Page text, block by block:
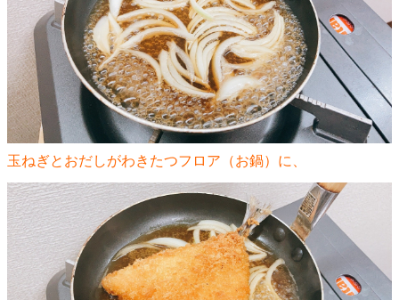
玉ねぎとおだしがわきたつフロア（お鍋）に、